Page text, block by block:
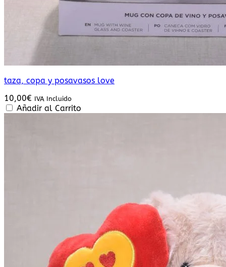
taza, copa y posavasos love
10,00€ IVA Incluido
Añadir al Carrito